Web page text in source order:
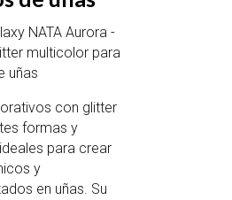
NATA Aurora -
multicolor para
uñas
con glitter
formas y
para crear
y
en uñas. Su